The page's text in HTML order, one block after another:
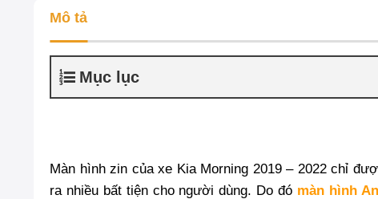
Mô tả
Mục lục
Màn hình zin của xe Kia Morning 2019 – 2022 chỉ
ra nhiều bất tiện cho người dùng. Do đó màn hình